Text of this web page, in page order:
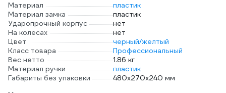
Материал
пластик
Материал замка
пластик
Ударопрочный корпус
нет
На колесах
нет
Цвет
черный/желтый
Класс товара
Профессиональный
Вес нетто
1.86 кг
Материал ручки
пластик
Габариты без упаковки
480х270х240 мм